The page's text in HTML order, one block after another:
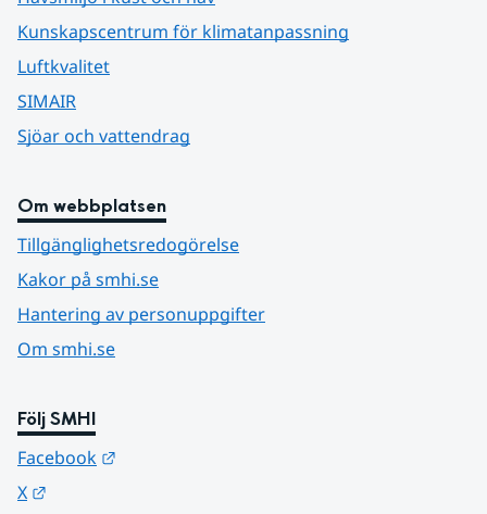
Kunskapscentrum för klimatanpassning
Luftkvalitet
SIMAIR
Sjöar och vattendrag
Om webbplatsen
Tillgänglighetsredogörelse
Kakor på smhi.se
Hantering av personuppgifter
Om smhi.se
Följ SMHI
Facebook
X